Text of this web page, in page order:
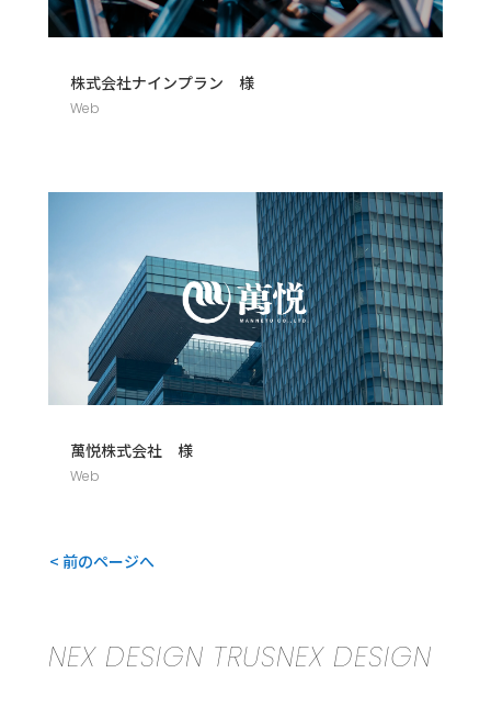
株式会社ナインプラン 様
Web
萬悦株式会社 様
Web
< 前のページへ
DESIGN TRUSNEX DESIGN